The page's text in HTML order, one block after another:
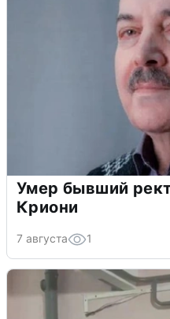
Умер бывший
Криони
7 августа 1